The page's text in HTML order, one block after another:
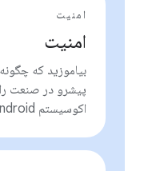
امنیت
امنیت
پیشرو در صنعت را
اکوسیستم Android ترکیب می‌کند.